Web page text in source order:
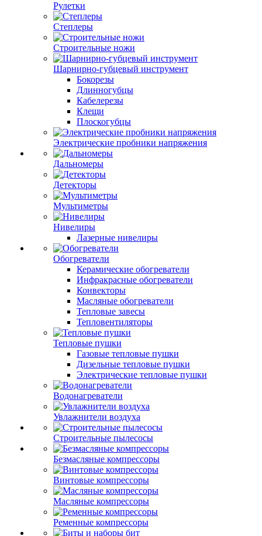
Рулетки
Степлеры
Строительные ножи
Шарнирно-губцевый инструмент
Бокорезы
Длинногубцы
Кабелерезы
Клещи
Плоскогубцы
Электрические пробники напряжения
Дальномеры
Детекторы
Мультиметры
Нивелиры
Лазерные нивелиры
Обогреватели
Керамические обогреватели
Инфракрасные обогреватели
Конвекторы
Масляные обогреватели
Тепловые завесы
Тепловентиляторы
Тепловые пушки
Газовые тепловые пушки
Дизельные тепловые пушки
Электрические тепловые пушки
Водонагреватели
Увлажнители воздуха
Строительные пылесосы
Безмасляные компрессоры
Винтовые компрессоры
Масляные компрессоры
Ременные компрессоры